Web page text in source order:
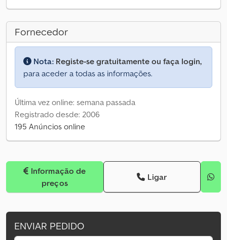
Fornecedor
Nota: Registe-se gratuitamente ou faça login,
para aceder a todas as informações.
Última vez online: semana passada
Registrado desde: 2006
195 Anúncios online
preços
Ligar
ENVIAR PEDIDO